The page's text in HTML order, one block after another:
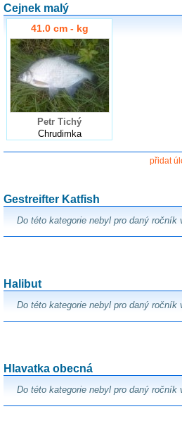
Cejnek malý
41.0 cm - kg
Petr Tichý
Chrudimka
přidat
Gestreifter Katfish
Do této kategorie nebyl pro daný ročník
Halibut
Do této kategorie nebyl pro daný ročník
Hlavatka obecná
Do této kategorie nebyl pro daný ročník